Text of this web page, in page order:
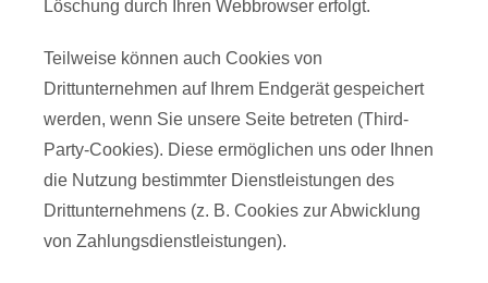
Löschung durch Ihren Webbrowser erfolgt.
Teilweise können auch Cookies von
Drittunternehmen auf Ihrem Endgerät gespeichert
werden, wenn Sie unsere Seite betreten (Third-
Party-Cookies). Diese ermöglichen uns oder Ihnen
die Nutzung bestimmter Dienstleistungen des
Drittunternehmens (z. B. Cookies zur Abwicklung
von Zahlungsdienstleistungen).